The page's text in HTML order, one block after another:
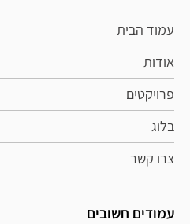
עמוד הבית
אודות
פרויקטים
בלוג
צרו קשר
עמודים חשובים